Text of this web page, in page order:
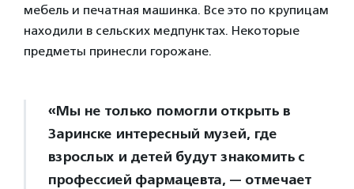
мебель и печатная машинка. Все это по крупицам
находили в сельских медпунктах. Некоторые
предметы принесли горожане.
«Мы не только помогли открыть в
Заринске интересный музей, где
взрослых и детей будут знакомить с
профессией фармацевта, — отмечает